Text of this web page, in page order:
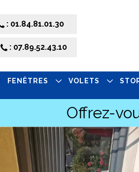
: 01.84.81.01.30
: 07.89.52.43.10
FENÊTRES VOLETS
Offrez-